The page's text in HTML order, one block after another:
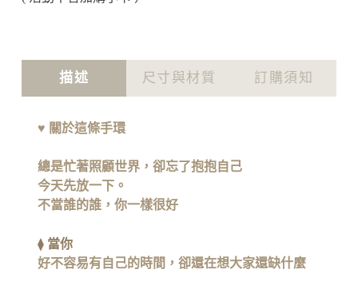
描述 尺寸與材質 訂購須知
♥ 關於這條手環
總是忙著照顧世界，卻忘了抱抱自己
今天先放一下。
不當誰的誰，你一樣很好
⧫ 當你
好不容易有自己的時間，卻還在想大家還缺什麼